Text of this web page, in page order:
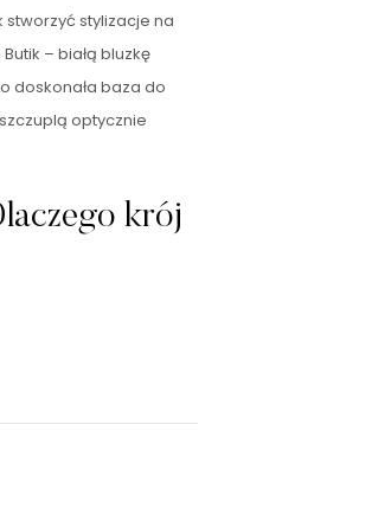
stworzyć stylizacje na
– białą bluzkę
doskonała baza do
optycznie
krój